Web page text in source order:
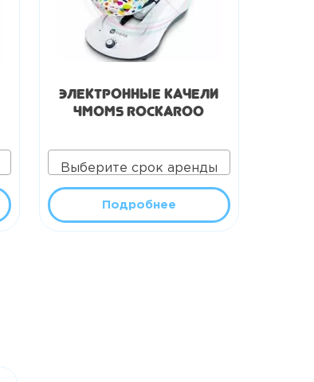
Электронные качели
4Moms RockaRoo
Выберите срок аренды
Подробнее